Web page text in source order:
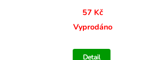
57 Kč
Vyprodáno
Detail